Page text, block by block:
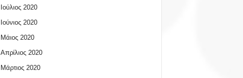
Ιούλιος 2020
Ιούνιος 2020
Μάιος 2020
Απρίλιος 2020
Μάρτιος 2020